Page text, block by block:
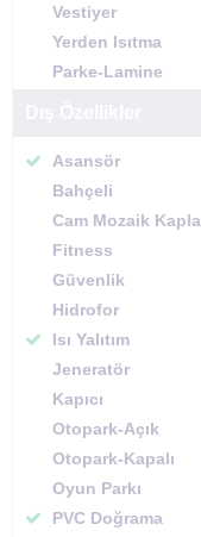
Vestiyer
Yerden Isıtma
Parke-Lamine
Asansör
Bahçeli
Cam Mozaik
Fitness
Güvenlik
Hidrofor
Isı Yalıtım
Jeneratör
Kapıcı
Otopark-Açık
Otopark-Kapalı
Oyun Parkı
PVC Doğrama